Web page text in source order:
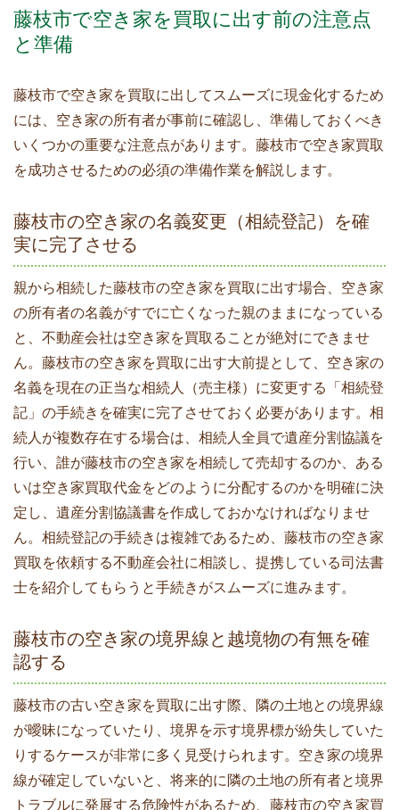
藤枝市で空き家を買取に出す前の注意点
と準備
藤枝市で空き家を買取に出してスムーズに現金化するため
には、空き家の所有者が事前に確認し、準備しておくべき
いくつかの重要な注意点があります。藤枝市で空き家買取
を成功させるための必須の準備作業を解説します。
藤枝市の空き家の名義変更（相続登記）を確
実に完了させる
親から相続した藤枝市の空き家を買取に出す場合、空き家
の所有者の名義がすでに亡くなった親のままになっている
と、不動産会社は空き家を買取ることが絶対にできませ
ん。藤枝市の空き家を買取に出す大前提として、空き家の
名義を現在の正当な相続人（売主様）に変更する「相続登
記」の手続きを確実に完了させておく必要があります。相
続人が複数存在する場合は、相続人全員で遺産分割協議を
行い、誰が藤枝市の空き家を相続して売却するのか、ある
いは空き家買取代金をどのように分配するのかを明確に決
定し、遺産分割協議書を作成しておかなければなりませ
ん。相続登記の手続きは複雑であるため、藤枝市の空き家
買取を依頼する不動産会社に相談し、提携している司法書
士を紹介してもらうと手続きがスムーズに進みます。
藤枝市の空き家の境界線と越境物の有無を確
認する
藤枝市の古い空き家を買取に出す際、隣の土地との境界線
が曖昧になっていたり、境界を示す境界標が紛失していた
りするケースが非常に多く見受けられます。空き家の境界
線が確定していないと、将来的に隣の土地の所有者と境界
トラブルに発展する危険性があるため、藤枝市の空き家買